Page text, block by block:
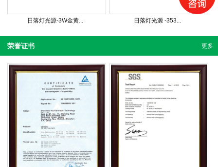
日落灯光源-3W金黄... 日落灯光源 -353...
更多
荣誉证书